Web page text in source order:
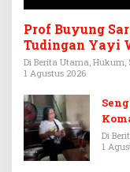
Prof Buyung
Tudingan Yayi
Rp3,6 Miliar
Di Berita Utama, Hukum,
1 Agustus 2026
Di
1